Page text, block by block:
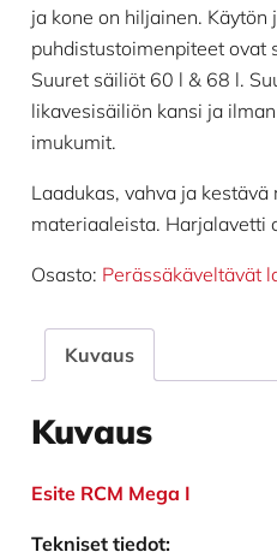
ja kone on hiljainen. Käytön
puhdistustoimenpiteet ovat
Suuret säiliöt 60 l & 68 l.
likavesisäiliön kansi ja
imukumit.
Laadukas, vahva ja
materiaaleista. Harjalavetti
Osasto: Perässäkäveltävät
Kuvaus
Kuvaus
Esite RCM Mega I
Tekniset tiedot: